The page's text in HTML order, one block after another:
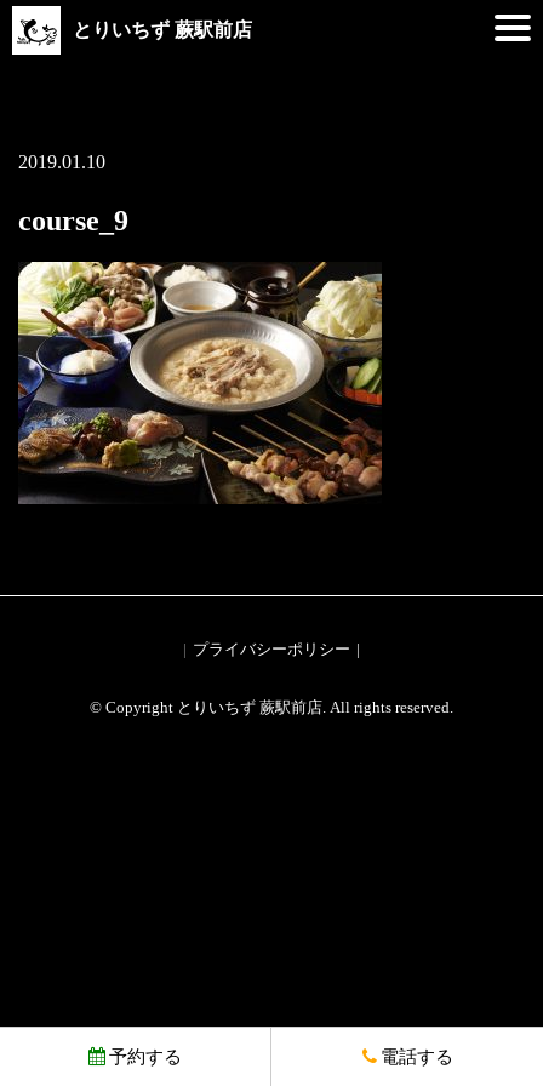
とりいちず 蕨駅前店
2019.01.10
course_9
プライバシーポリシー
© Copyright とりいちず 蕨駅前店. All rights reserved.
予約する 電話する